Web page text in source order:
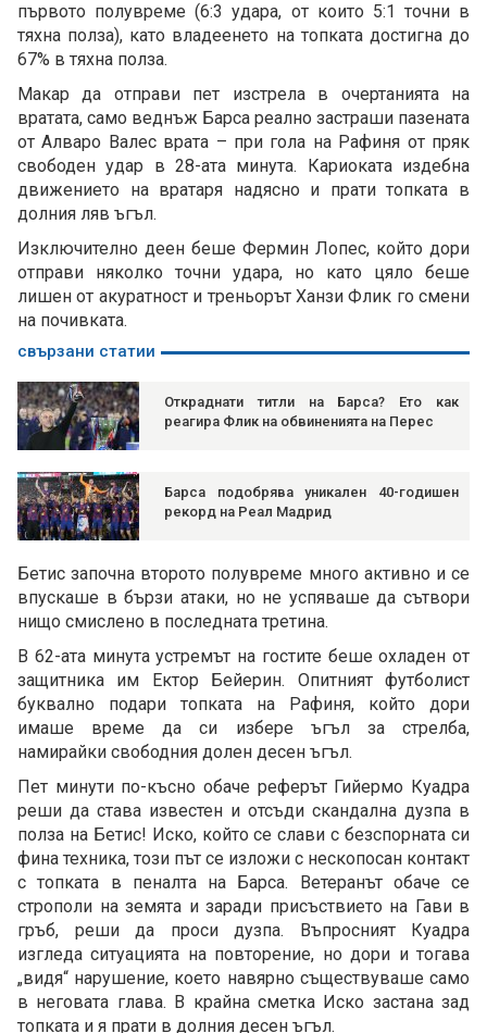
първото полувреме (6:3 удара, от които 5:1 точни в
тяхна полза), като владеенето на топката достигна до
67% в тяхна полза.
Макар да отправи пет изстрела в очертанията на
вратата, само веднъж Барса реално застраши пазената
от Алваро Валес врата – при гола на Рафиня от пряк
свободен удар в 28-ата минута. Кариоката издебна
движението на вратаря надясно и прати топката в
долния ляв ъгъл.
Изключително деен беше Фермин Лопес, който дори
отправи няколко точни удара, но като цяло беше
лишен от акуратност и треньорът Ханзи Флик го смени
на почивката.
свързани статии
Откраднати титли на Барса? Ето как
реагира Флик на обвиненията на Перес
Барса подобрява уникален 40-годишен
рекорд на Реал Мадрид
Бетис започна второто полувреме много активно и се
впускаше в бързи атаки, но не успяваше да сътвори
нищо смислено в последната третина.
В 62-ата минута устремът на гостите беше охладен от
защитника им Ектор Бейерин. Опитният футболист
буквално подари топката на Рафиня, който дори
имаше време да си избере ъгъл за стрелба,
намирайки свободния долен десен ъгъл.
Пет минути по-късно обаче реферът Гийермо Куадра
реши да става известен и отсъди скандална дузпа в
полза на Бетис! Иско, който се слави с безспорната си
фина техника, този път се изложи с нескопосан контакт
с топката в пеналта на Барса. Ветеранът обаче се
строполи на земята и заради присъствието на Гави в
гръб, реши да проси дузпа. Въпросният Куадра
изгледа ситуацията на повторение, но дори и тогава
„видя“ нарушение, което навярно съществуваше само
в неговата глава. В крайна сметка Иско застана зад
топката и я прати в долния десен ъгъл.